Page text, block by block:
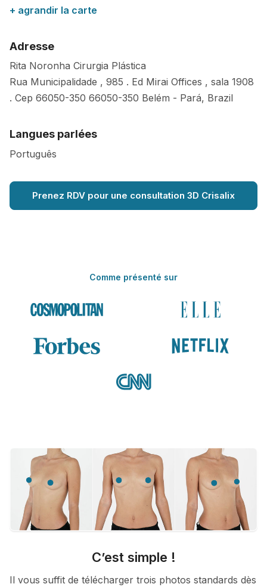
+ agrandir la carte
Adresse
Rita Noronha Cirurgia Plástica
Rua Municipalidade , 985 . Ed Mirai Offices , sala 1908
. Cep 66050-350 66050-350 Belém - Pará, Brazil
Langues parlées
Português
Prenez RDV pour une consultation 3D Crisalix
Comme présenté sur
C’est simple !
Il vous suffit de télécharger trois photos standards dès